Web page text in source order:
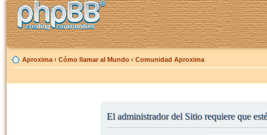
Aproxima ‹ Cómo llamar al Mundo ‹ Comunidad Aproxima
El administrador del Sitio requiere que